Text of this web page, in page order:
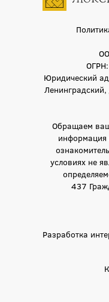
Юридический
Обращаем
информация
условиях не
437
Разработка